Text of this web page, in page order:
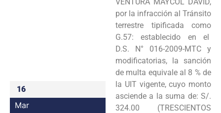
Intranet
16
Mar
por la infracción al Tránsito
terrestre tipificada como
G.57: establecido en el
D.S. N° 016-2009-MTC y
modificatorias, la sanción
de multa equivale al 8 % de
la UIT vigente, cuyo monto
asciende a la suma de: S/.
324.00 (TRESCIENTOS